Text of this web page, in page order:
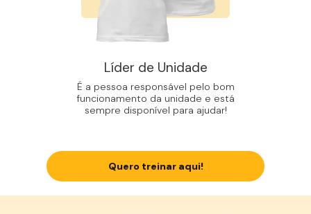
Líder de Unidade
É a pessoa responsável pelo bom
funcionamento da unidade e está
sempre disponível para ajudar!
Quero treinar aqui!